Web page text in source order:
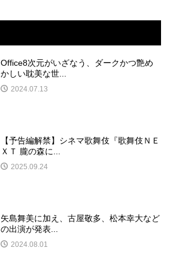
Office8次元がいざなう、ダークかつ艶め
かしい耽美な世...
2024.07.13
【予告編解禁】シネマ歌舞伎『歌舞伎ＮＥ
ＸＴ 朧の森に...
2025.09.24
⽮島舞美に加え、古屋敬多、松本幸大など
の出演が発表...
2024.08.01